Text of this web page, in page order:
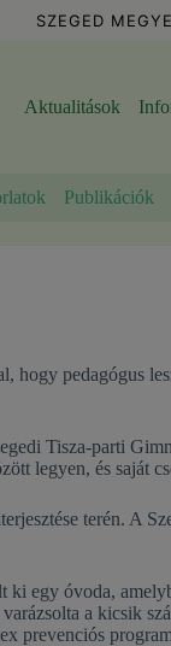
SZEGED
Aktualitások
Publikációk
hogy pedagógus
Tisza-parti
legyen, és saját
terén. A
egy óvoda,
a kicsik
prevenciós